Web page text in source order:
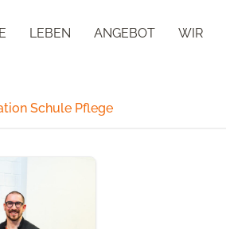
LEBEN ANGEBOT WIR
Schule Pflege